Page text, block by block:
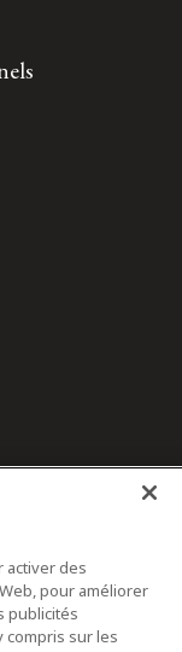
| New York
activer des
pour améliorer
publicités
sur les